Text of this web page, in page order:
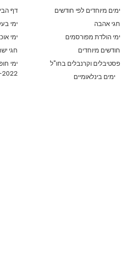
דף
ימים מיוחדים לפי חודשים
ימי
חגי אהבה
ימי
ימי הולדת מפורסמים
חגי
חודשים מיוחדים
ימי
2022
פסטיבלים וקרנבלים בחו"ל
ימים בינלאומיים